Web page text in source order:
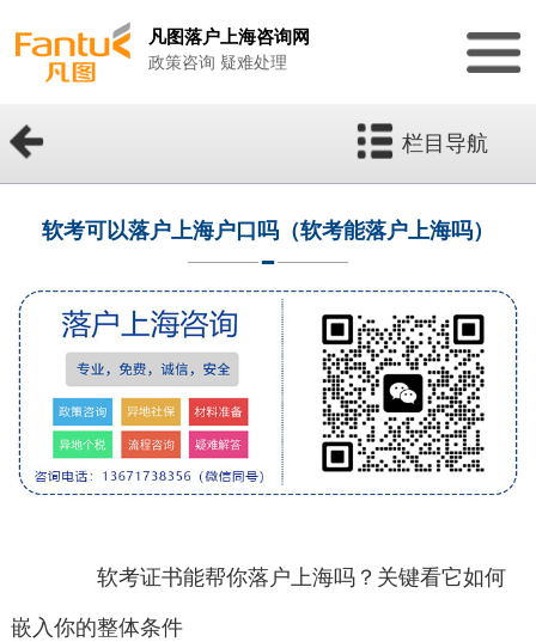
凡图落户上海咨询网
政策咨询 疑难处理
栏目导航
软考可以落户上海户口吗（软考能落户上海吗）
软考证书能帮你落户上海吗？关键看它如何
嵌入你的整体条件